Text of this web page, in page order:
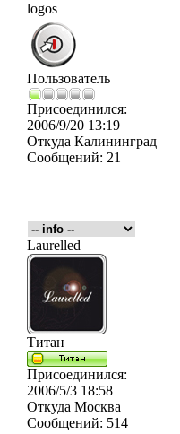
logos
Пользователь
Присоединился:
2006/9/20 13:19
Откуда Калининград
Сообщений: 21
Laurelled
Титан
Присоединился:
2006/5/3 18:58
Откуда Москва
Сообщений: 514